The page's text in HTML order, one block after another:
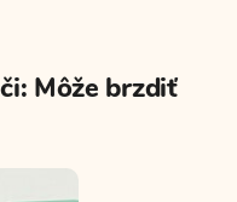
Môže brzdiť